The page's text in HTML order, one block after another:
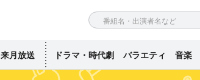
来月放送 ドラマ・時代劇 バラエティ 音楽